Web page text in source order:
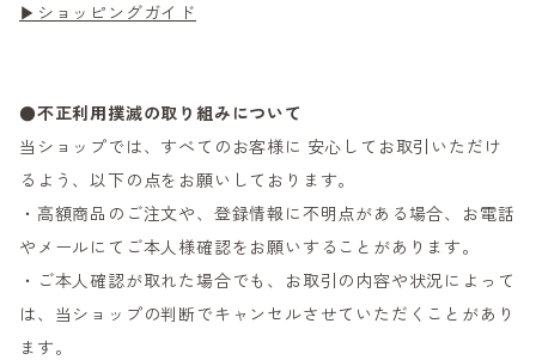
▶ショッピングガイド
●不正利用撲滅の取り組みについて
当ショップでは、すべてのお客様に 安心してお取引いただけ
るよう、以下の点をお願いしております。
・高額商品のご注文や、登録情報に不明点がある場合、お電話
やメールにてご本人様確認をお願いすることがあります。
・ご本人確認が取れた場合でも、お取引の内容や状況によって
は、当ショップの判断でキャンセルさせていただくことがあり
ます。